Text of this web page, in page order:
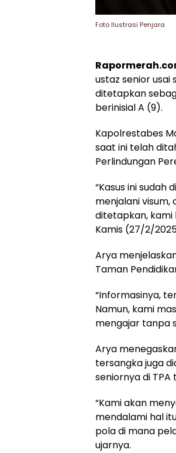
Foto Ilustrasi Penjara
ustaz senior usai
ditetapkan
berinisial A (9).
Kapolrestabes
saat ini telah
Perlindungan
“Kasus ini
menjalani
ditetapkan, kami
Kamis (27/2/
Arya
Taman
“Informasinya,
Namun, kami
mengajar tanpa
Arya
tersangka juga
seniornya di TPA
“Kami akan
mendalami hal
pola di mana
ujarnya.